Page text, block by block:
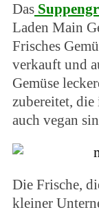
Das
Laden Main
Frisches
verkauft und
Gemüse
zubereitet, die
auch vegan
Die Frische,
kleiner